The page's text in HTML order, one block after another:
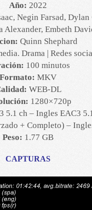
Año: 2022
Negin Farsad,
Alexander, Embeth
Quinn Shephard
Drama | Redes
100 minutos
Formato: MKV
WEB-DL
1280×720p
5.1 ch – Ingles EAC3
+ Completo) –
Peso: 1.77 GB
CAPTURAS